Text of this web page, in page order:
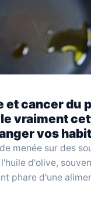
et cancer du
vraiment
vos
menée sur des
d'olive,
phare d'une